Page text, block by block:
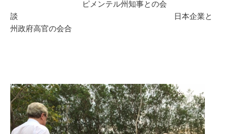
ピメンテル州知事との会
談 日本企業と
州政府高官の会合